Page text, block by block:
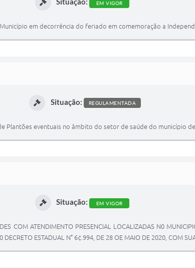
EM VIGOR
em decorrência do feriado em comemoração a
Situação: REGULAMENTADA
Plantões eventuais no âmbito do setor de saúde do município
Situação: EM VIGOR
COM ATENDIMENTO PRESENCIAL LOCALIZADAS N0
ESTADUAL N° 6¢.994, DE 28 OE MAIO DE 2020, COM